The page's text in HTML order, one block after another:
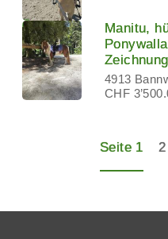
Manitu,
Zeichnung
4913
CHF
Seite 1 2